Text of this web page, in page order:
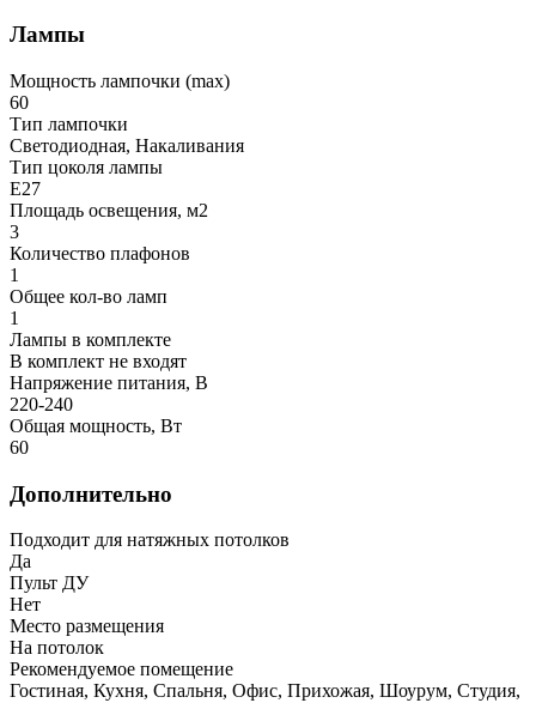
Лампы
Мощность лампочки (max)
60
Тип лампочки
Светодиодная, Накаливания
Тип цоколя лампы
E27
Площадь освещения, м2
3
Количество плафонов
1
Общее кол-во ламп
1
Лампы в комплекте
В комплект не входят
Напряжение питания, В
220-240
Общая мощность, Вт
60
Дополнительно
Подходит для натяжных потолков
Да
Пульт ДУ
Нет
Место размещения
На потолок
Рекомендуемое помещение
Гостиная, Кухня, Спальня, Офис, Прихожая, Шоурум, Студия,